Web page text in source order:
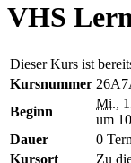
VHS
Dieser Kurs ist
Kursnummer
Beginn
Mi.,
um
Dauer
0
Kursort
Zu